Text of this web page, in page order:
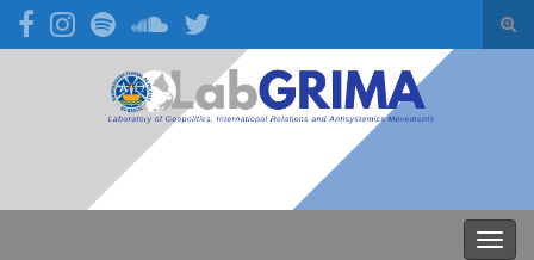
Search for: